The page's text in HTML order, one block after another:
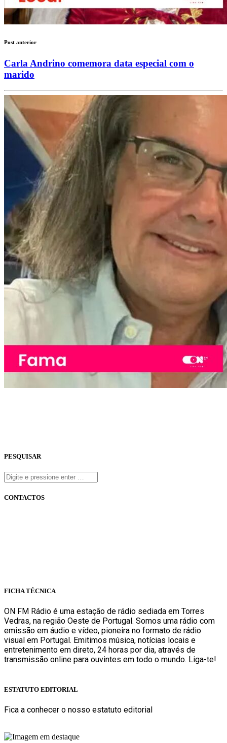
Post anterior
Carla Andrino comemora data especial com o
marido
PESQUISAR
CONTACTOS
FICHA TÉCNICA
ON FM Rádio é uma estação de rádio sediada em Torres
Vedras, na região Oeste de Portugal. Somos uma rádio com
emissão em áudio e vídeo, pioneira no formato de rádio
visual em Portugal. Emitimos música, notícias locais e
entretenimento em direto, 24 horas por dia, através de
transmissão online para ouvintes em todo o mundo. Liga-te!
ESTATUTO EDITORIAL
Fica a conhecer o nosso estatuto editorial